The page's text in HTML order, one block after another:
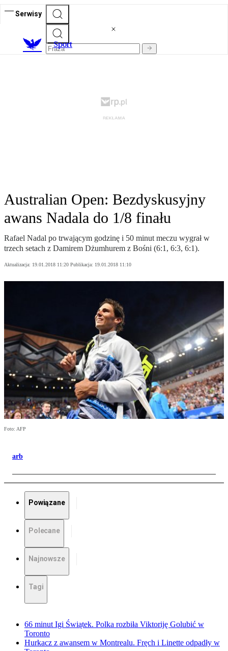
Serwisy
Sport
Australian Open: Bezdyskusyjny
awans Nadala do 1/8 finału
Rafael Nadal po trwającym godzinę i 50 minut meczu wygrał w
trzech setach z Damirem Dżumhurem z Bośni (6:1, 6:3, 6:1).
Aktualizacja: 19.01.2018 11:20 Publikacja: 19.01.2018 11:10
Foto: AFP
arb
Powiązane
Polecane
Najnowsze
Tagi
66 minut Igi Świątek. Polka rozbiła Viktoriję Golubić w
Toronto
Hurkacz z awansem w Montrealu. Fręch i Linette odpadły w